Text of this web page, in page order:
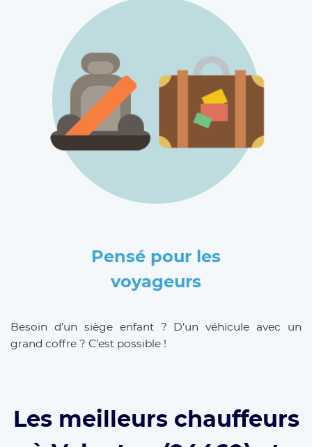
Pensé pour les
voyageurs
Besoin d’un siège enfant ? D’un véhicule avec un
grand coffre ? C’est possible !
Les meilleurs chauffeurs